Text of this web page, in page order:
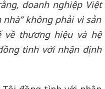
doanh nghiệp Việt
không phải vì sản
về thương hiệu và hệ
tình với nhận định